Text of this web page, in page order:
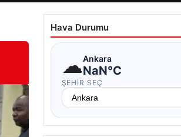
Hava Durumu
☁Ankara
NaN°C
ŞEHIR SEÇ